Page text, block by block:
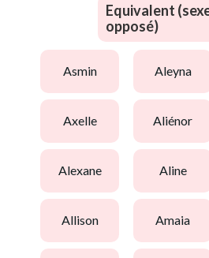
Equivalent
opposé)
asmin aleyna
axelle aliénor
alexane aline
allison amaia